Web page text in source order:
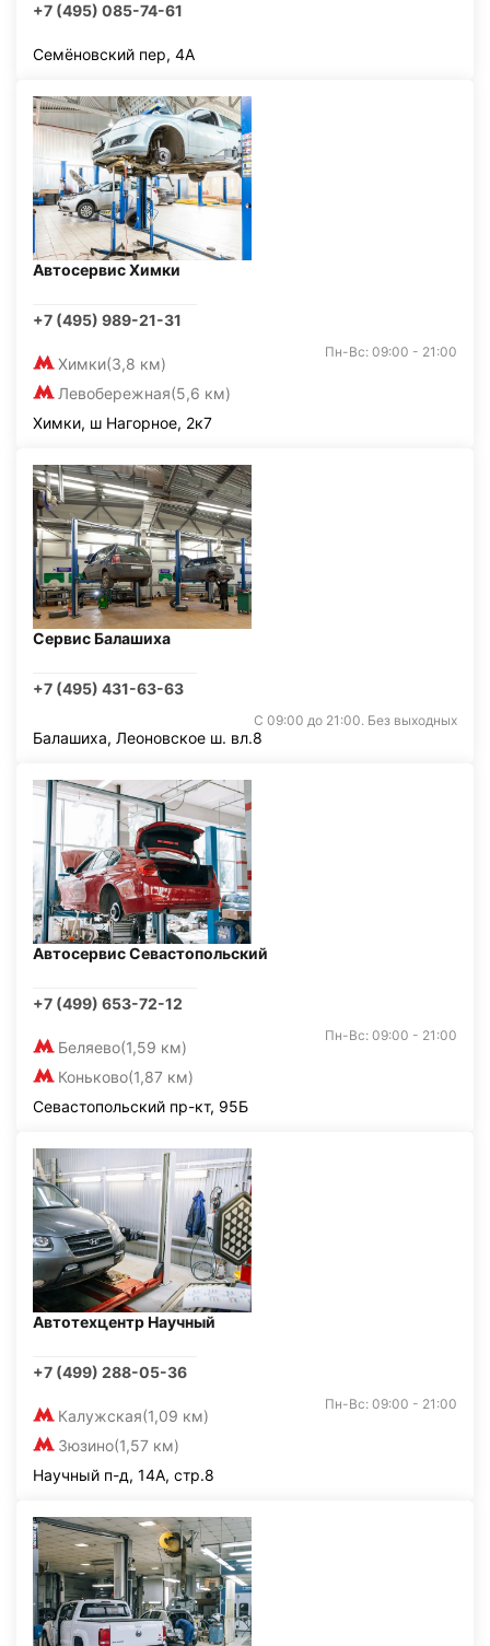
+7 (495) 085-74-61
Семёновский пер, 4А
Автосервис Химки
+7 (495) 989-21-31
Химки(3,8 км)
Левобережная(5,6 км)
Пн-Вс: 09:00 - 21:00
Химки, ш Нагорное, 2к7
Сервис Балашиха
+7 (495) 431-63-63
С 09:00 до 21:00. Без выходных
Балашиха, Леоновское ш. вл.8
Автосервис Севастопольский
+7 (499) 653-72-12
Беляево(1,59 км)
Коньково(1,87 км)
Пн-Вс: 09:00 - 21:00
Севастопольский пр-кт, 95Б
Автотехцентр Научный
+7 (499) 288-05-36
Калужская(1,09 км)
Зюзино(1,57 км)
Пн-Вс: 09:00 - 21:00
Научный п-д, 14А, стр.8